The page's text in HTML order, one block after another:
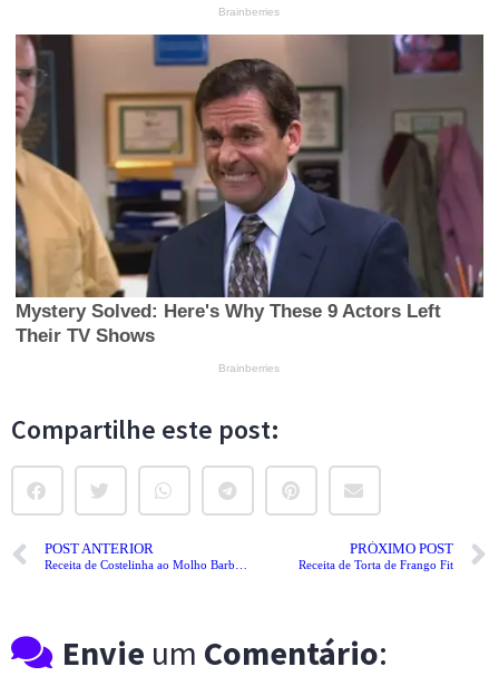
Compartilhe este post:
POST ANTERIOR
Receita de Costelinha ao Molho Barbecue
PRÓXIMO POST
Receita de Torta de Frango Fit
Envie um Comentário: